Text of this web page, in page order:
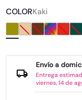
COLORKaki
Envío a
Entrega
viernes, 14 de